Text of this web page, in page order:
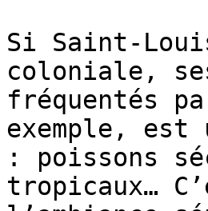
Si Saint-
coloniale,
fréquentés
exemple, est
: poissons
tropicaux…